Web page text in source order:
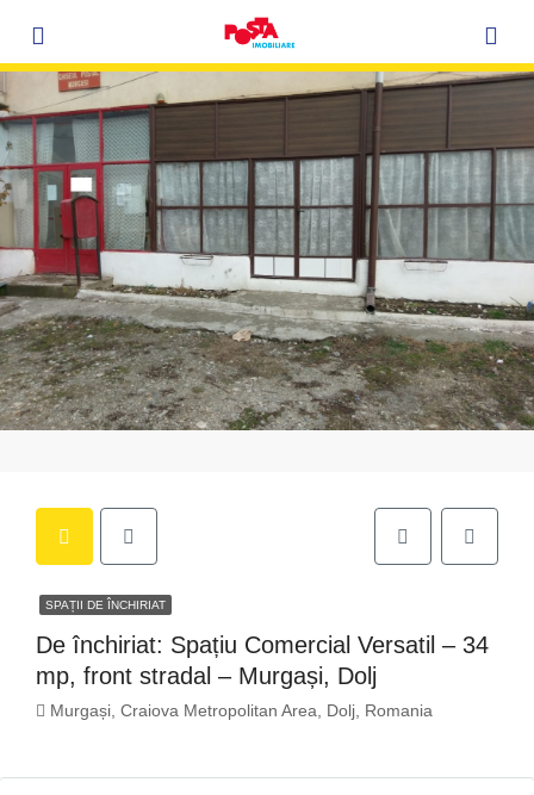
SPAȚII DE ÎNCHIRIAT
De închiriat: Spațiu Comercial Versatil – 34
mp, front stradal – Murgași, Dolj
Murgași, Craiova Metropolitan Area, Dolj, Romania